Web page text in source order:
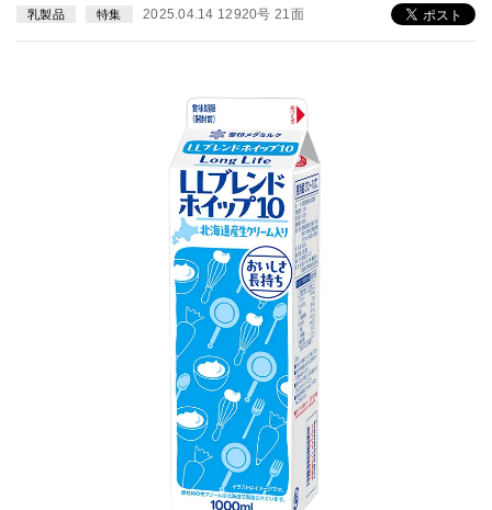
乳製品 特集 2025.04.14 12920号 21面